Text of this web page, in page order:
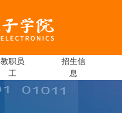
教职员
工
招生信
息